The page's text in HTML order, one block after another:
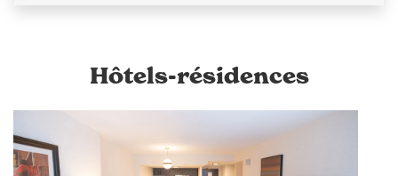
Hôtels-résidences